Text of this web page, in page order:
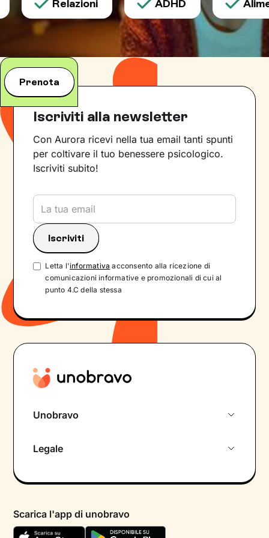
Relazioni ADHD
Prenota
Iscriviti alla newsletter
Con Aurora ricevi nella tua email tanti spunti
per coltivare il tuo benessere psicologico.
Iscriviti subito!
Letta l'informativa acconsento alla ricezione di
comunicazioni informative e promozionali di cui al
punto 4.C della stessa
Unobravo
Psicologo in chat
Aiuto urgente
Legale
Termini e condizioni
Scarica l'app di unobravo